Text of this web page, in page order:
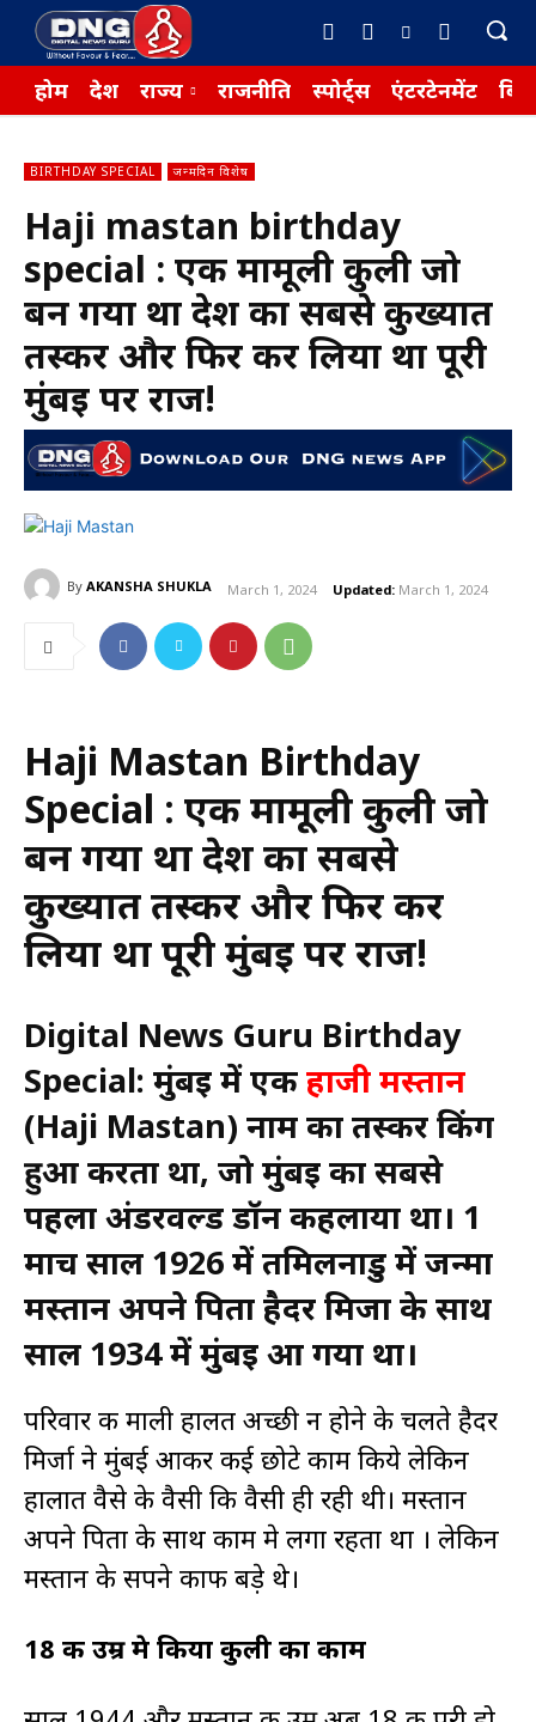
होम देश राज्य राजनीति स्पोर्ट्स एंटरटेनमेंट
BIRTHDAY SPECIAL जन्मदिन विशेष
Haji mastan birthday
special : एक मामूली कुली जो
बन गया था देश का सबसे कुख्यात
तस्कर और फिर कर लिया था पूरी
मुंबई पर राज!
By AKANSHA SHUKLA March 1, 2024 Updated: March 1, 2024
Haji Mastan Birthday
Special : एक मामूली कुली जो
बन गया था देश का सबसे
कुख्यात तस्कर और फिर कर
लिया था पूरी मुंबई पर राज!
Digital News Guru Birthday
Special: मुंबई में एकहाजी मस्तान
(Haji Mastan) नाम का तस्कर किंग
हुआ करता था, जो मुंबई का सबसे
पहला अंडरवर्ल्ड डॉन कहलाया था। 1
मार्च साल 1926 में तमिलनाडु में जन्मा
मस्तान अपने पिता हैदर मिर्जा के साथ
साल 1934 में मुंबई आ गया था।
परिवार की माली हालत अच्छी न होने के चलते हैदर
मिर्जा ने मुंबई आकर कई छोटे काम किये लेकिन
हालात वैसे के वैसी कि वैसी ही रही थी। मस्तान
अपने पिता के साथ काम मे लगा रहता था । लेकिन
मस्तान के सपने काफी बड़े थे।
18 की उम्र मे किया कुली का काम